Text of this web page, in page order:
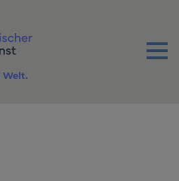
Menu
Welt.